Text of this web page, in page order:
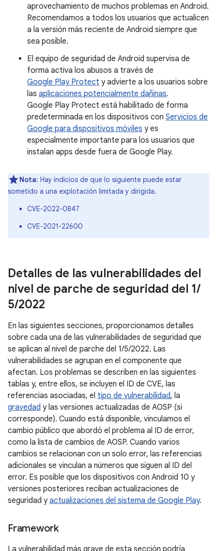
aprovechamiento de muchos problemas en Android.
Recomendamos a todos los usuarios que actualicen
a la versión más reciente de Android siempre que
sea posible.
El equipo de seguridad de Android supervisa de
forma activa los abusos a través de
Google Play Protect y advierte a los usuarios sobre
las aplicaciones potencialmente dañinas.
Google Play Protect está habilitado de forma
predeterminada en los dispositivos con Servicios de
Google para dispositivos móviles y es
especialmente importante para los usuarios que
instalan apps desde fuera de Google Play.
Nota: Hay indicios de que lo siguiente puede estar
sometido a una explotación limitada y dirigida.
CVE-2022-0847
CVE-2021-22600
Detalles de las vulnerabilidades del
nivel de parche de seguridad del 1/
5/2022
En las siguientes secciones, proporcionamos detalles
sobre cada una de las vulnerabilidades de seguridad que
se aplican al nivel de parche del 1/5/2022. Las
vulnerabilidades se agrupan en el componente que
afectan. Los problemas se describen en las siguientes
tablas y, entre ellos, se incluyen el ID de CVE, las
referencias asociadas, el tipo de vulnerabilidad, la
gravedad y las versiones actualizadas de AOSP (si
corresponde). Cuando está disponible, vinculamos el
cambio público que abordó el problema al ID de error,
como la lista de cambios de AOSP. Cuando varios
cambios se relacionan con un solo error, las referencias
adicionales se vinculan a números que siguen al ID del
error. Es posible que los dispositivos con Android 10 y
versiones posteriores reciban actualizaciones de
seguridad yactualizaciones del sistema de Google Play.
Framework
La vulnerabilidad más grave de esta sección podría